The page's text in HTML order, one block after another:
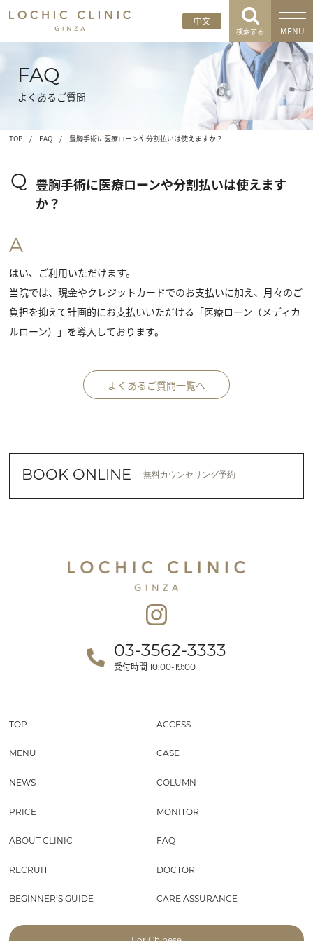
中文
検索する MENU
FAQ
よくあるご質問
TOP / FAQ / 豊胸手術に医療ローンや分割払いは使えますか？
Q 豊胸手術に医療ローンや分割払いは使えます
か？
A
はい、ご利用いただけます。
当院では、現金やクレジットカードでのお支払いに加え、月々のご
負担を抑えて計画的にお支払いいただける「医療ローン（メディカ
ルローン）」を導入しております。
よくあるご質問一覧へ
BOOK ONLINE 無料カウンセリング予約
03-3562-3333
受付時間 10:00-19:00
TOP ACCESS
MENU CASE
NEWS COLUMN
PRICE MONITOR
ABOUT CLINIC FAQ
RECRUIT DOCTOR
BEGINNER’S GUIDE CARE ASSURANCE